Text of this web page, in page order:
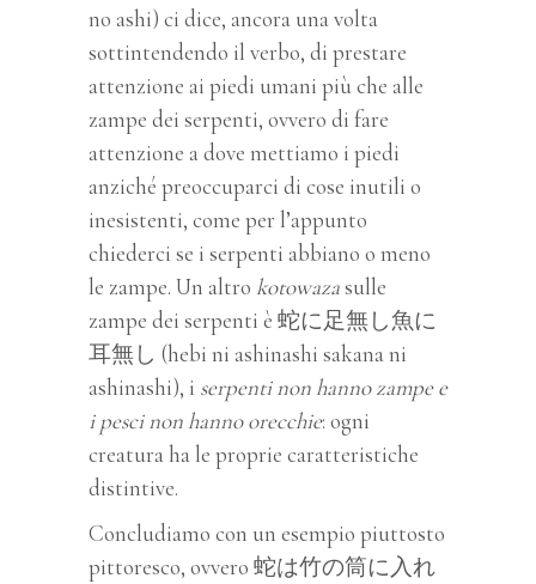
no ashi) ci dice, ancora una volta
sottintendendo il verbo, di prestare
attenzione ai piedi umani più che alle
zampe dei serpenti, ovvero di fare
attenzione a dove mettiamo i piedi
anziché preoccuparci di cose inutili o
inesistenti, come per l’appunto
chiederci se i serpenti abbiano o meno
le zampe. Un altro kotowazasulle
zampe dei serpenti è 蛇に足無し魚に
耳無し (hebi ni ashinashi sakana ni
ashinashi), i serpenti non hanno zampe e
i pesci non hanno orecchie: ogni
creatura ha le proprie caratteristiche
distintive.
Concludiamo con un esempio piuttosto
pittoresco, ovvero 蛇は竹の筒に入れ